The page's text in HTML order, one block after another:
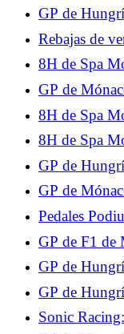
volante
GP de
de la carrera
Rebajas de
gratis y
8H de Spa
H+4, la lluvia
GP de
Max
8H de Spa
H+6, el BMW
abandona
8H de Spa
carrera,
GP de
del Warm
de Márquez
GP de
su noveno
Pedales
lanzamiento!
GP de F1 de
esperanza
GP de
cara”
GP de
queda a las
pelea”
Sonic